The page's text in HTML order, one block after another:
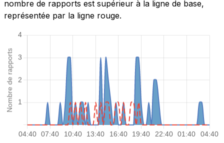
nombre de rapports est supérieur à la ligne de base,
représentée par la ligne rouge.